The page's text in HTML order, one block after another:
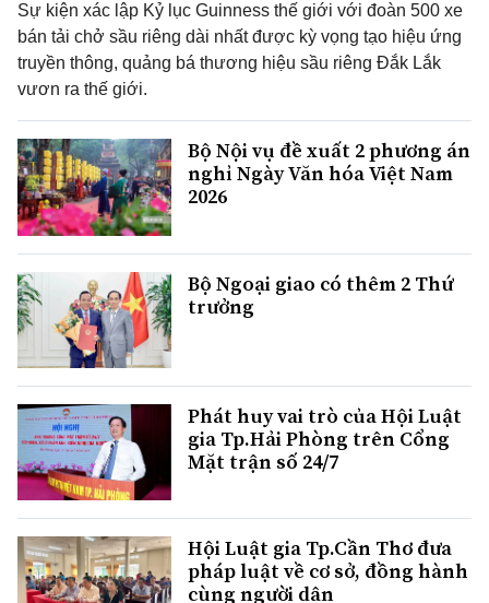
Sự kiện xác lập Kỷ lục Guinness thế giới với đoàn 500 xe
bán tải chở sầu riêng dài nhất được kỳ vọng tạo hiệu ứng
truyền thông, quảng bá thương hiệu sầu riêng Đắk Lắk
vươn ra thế giới.
Bộ Nội vụ đề xuất 2 phương án
nghỉ Ngày Văn hóa Việt Nam
2026
Bộ Ngoại giao có thêm 2 Thứ
trưởng
Phát huy vai trò của Hội Luật
gia Tp.Hải Phòng trên Cổng
Mặt trận số 24/7
Hội Luật gia Tp.Cần Thơ đưa
pháp luật về cơ sở, đồng hành
cùng người dân